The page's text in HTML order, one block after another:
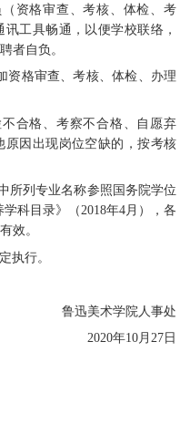
资格审查、考核、体检、考
工具畅通，以便学校联络，
者自负。
资格审查、考核、体检、办理
合格、考察不合格、自愿弃
因出现岗位空缺的，按考核
所列专业名称参照国务院学位
科目录》（2018年4月），各
效。
执行。
鲁迅美术学院人事处
2020年10月27日